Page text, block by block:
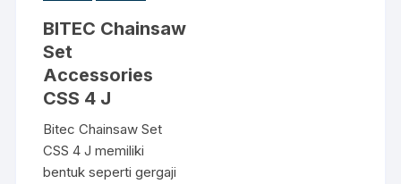
BITEC Chainsaw
Set
Accessories
CSS 4 J
Bitec Chainsaw Set
CSS 4 J memiliki
bentuk seperti gergaji